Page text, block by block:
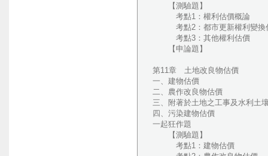
【測驗題】
考點1：權利估價概論
考點2：都市更新權利變換
考點3：其他權利估價
【申論題】
第11章 土地改良物估價
一、建物估價
二、農作改良物估價
三、附著於土地之工事及水利土
四、污染建物估價
一起狂作題
【測驗題】
考點1：建物估價